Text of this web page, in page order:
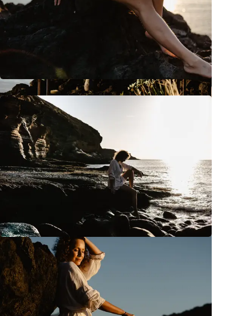
W trakcie sesji miałyśmy okazję porozmawiać o tym, co oznacza
dla każdej z nas piękno. Dla Moniki to wszystko, co budzi
wzruszenie – od wschodu słońca po uśmiech dziecka, od szumu
wiatru w liściach po ciszę poranku.